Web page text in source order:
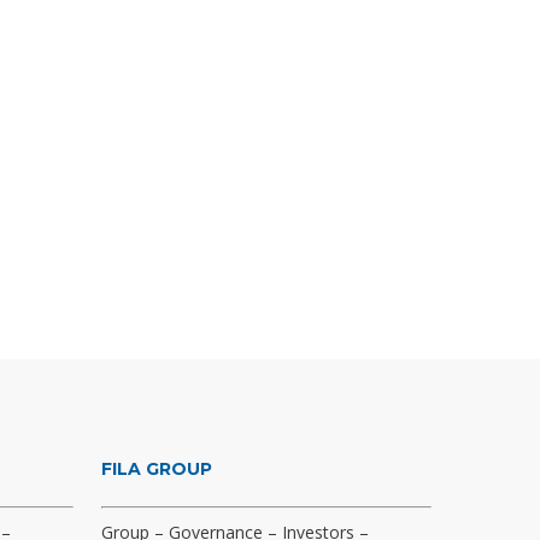
FILA GROUP
Group –Governance – Investors –